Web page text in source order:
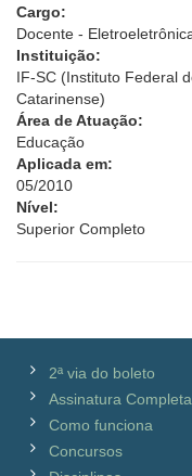
Cargo:
Docente -
Instituição:
IF-SC (Instituto Federal
Catarinense)
Área de Atuação:
Educação
Aplicada em:
05/2010
Nível:
Superior Completo
2ª via do boleto
Assinatura Completa
Como funciona
Concursos